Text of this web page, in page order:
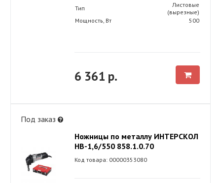
Тип
Листовые
(вырезные)
Мощность, Вт
500
6 361 р.
Под заказ
Ножницы по металлу ИНТЕРСКОЛ
НВ-1,6/550 858.1.0.70
Код товара: 00000353080